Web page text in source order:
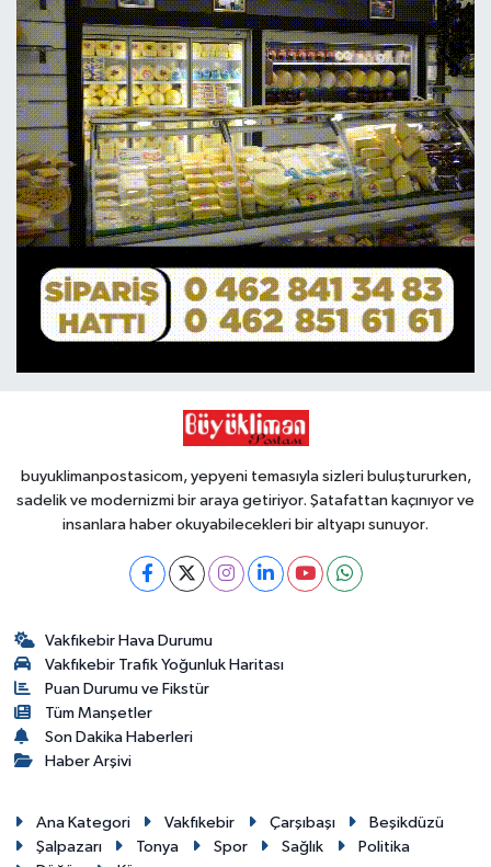
buyuklimanpostasicom, yepyeni temasıyla sizleri buluştururken,
sadelik ve modernizmi bir araya getiriyor. Şatafattan kaçınıyor ve
insanlara haber okuyabilecekleri bir altyapı sunuyor.
Vakfıkebir Hava Durumu
Vakfıkebir Trafik Yoğunluk Haritası
Puan Durumu ve Fikstür
Tüm Manşetler
Son Dakika Haberleri
Haber Arşivi
Ana Kategori Vakfıkebir Çarşıbaşı
Beşikdüzü
Şalpazarı
Tonya Spor Sağlık
Politika